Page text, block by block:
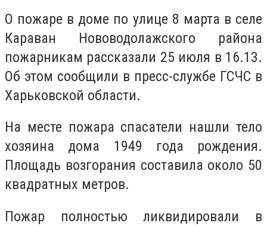
О пожаре в доме по улице 8 марта в селе
Караван Нововодолажского района
пожарникам рассказали 25 июля в 16.13.
Об этом сообщили в пресс-службе ГСЧС в
Харьковской области.
На месте пожара спасатели нашли тело
хозяина дома 1949 года рождения.
Площадь возгорания составила около 50
квадратных метров.
Пожар полностью ликвидировали в